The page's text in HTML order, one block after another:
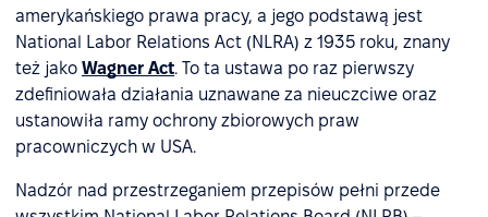
amerykańskiego prawa pracy, a jego podstawą jest
National Labor Relations Act (NLRA) z 1935 roku, znany
też jako Wagner Act. To ta ustawa po raz pierwszy
zdefiniowała działania uznawane za nieuczciwe oraz
ustanowiła ramy ochrony zbiorowych praw
pracowniczych w USA.
Nadzór nad przestrzeganiem przepisów pełni przede